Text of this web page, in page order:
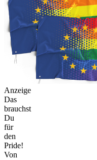
Anzeige
Das
brauchst
Du
für
den
Pride!
Von